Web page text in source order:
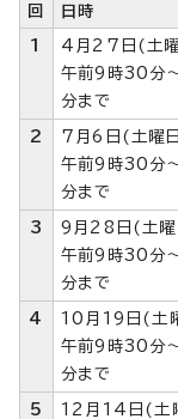
回 日時
1
4月27日(土
午前9時30分
分まで
2
7月6日(土曜
午前9時30分
分まで
3
9月28日(土曜
午前9時30分
分まで
4
10月19日(土
午前9時30分
分まで
5
12月14日(土